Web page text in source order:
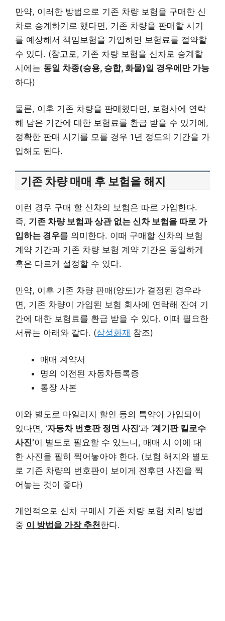
만약, 이러한 방법으로 기존 차량 보험을 구매한 신
차로 승계하기로 했다면, 기존 차량을 판매할 시기
를 예상해서 책임보험을 가입하면 보험료를 절약할
수 있다. (참고로, 기존 차량 보험을 신차로 승계할
시에는 동일 차종(승용, 승합, 화물)일 경우에만 가능
하다)
물론, 이후 기존 차량을 판매했다면, 보험사에 연락
해 남은 기간에 대한 보험료를 환급 받을 수 있기에,
정확한 판매 시기를 모를 경우 1년 정도의 기간을 가
입해도 된다.
기존 차량 매매 후 보험을 해지
이런 경우 구매 할 신차의 보험은 따로 가입한다.
즉, 기존 차량 보험과 상관 없는 신차 보험을 따로 가
입하는 경우를 의미한다. 이때 구매할 신차의 보험
계약 기간과 기존 차량 보험 계약 기간은 동일하게
혹은 다르게 설정할 수 있다.
만약, 이후 기존 차량 판매(양도)가 결정된 경우라
면, 기존 차량이 가입된 보험 회사에 연락해 잔여 기
간에 대한 보험료를 환급 받을 수 있다. 이때 필요한
서류는 아래와 같다. (삼성화재 참조)
매매 계약서
명의 이전된 자동차등록증
통장 사본
이와 별도로 마일리지 할인 등의 특약이 가입되어
있다면, ‘자동차 번호판 정면 사진‘과 ‘계기판 킬로수
사진’이 별도로 필요할 수 있느니, 매매 시 이에 대
한 사진을 필히 찍어놓아야 한다. (보험 해지와 별도
로 기존 차량의 번호판이 보이게 전후면 사진을 찍
어놓는 것이 좋다)
개인적으로 신차 구매시 기존 차량 보험 처리 방법
중 이 방법을 가장 추천한다.